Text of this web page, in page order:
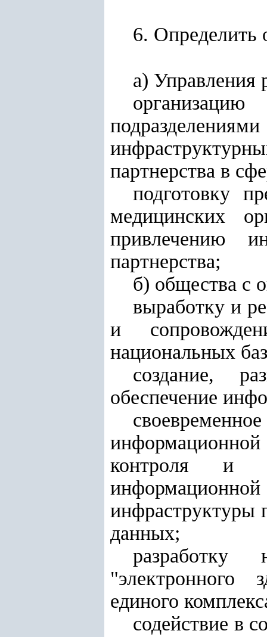
6. Определить
а) Управления
партнерства в
подготовку
медицинских
привлечению
партнерства;
б) общества с
выработку и
и
национальных
создание,
обеспечение
контроля и
информационной
инфраструктуры
данных;
разработку
"электронного
единого
содействие в